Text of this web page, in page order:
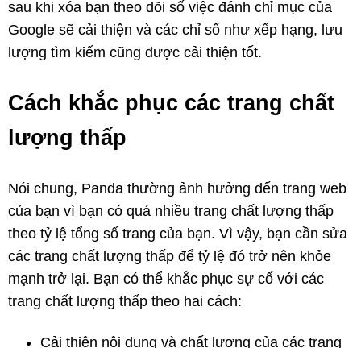
sau khi xóa bạn theo dõi số việc đánh chỉ mục của
Google sẽ cải thiện và các chỉ số như xếp hạng, lưu
lượng tìm kiếm cũng được cải thiện tốt.
Cách khắc phục các trang chất
lượng thấp
Nói chung, Panda thường ảnh hưởng đến trang web
của bạn vì bạn có quá nhiều trang chất lượng thấp
theo tỷ lệ tổng số trang của bạn. Vì vậy, bạn cần sửa
các trang chất lượng thấp để tỷ lệ đó trở nên khỏe
mạnh trở lại. Bạn có thể khắc phục sự cố với các
trang chất lượng thấp theo hai cách:
Cải thiện nội dung và chất lượng của các trang